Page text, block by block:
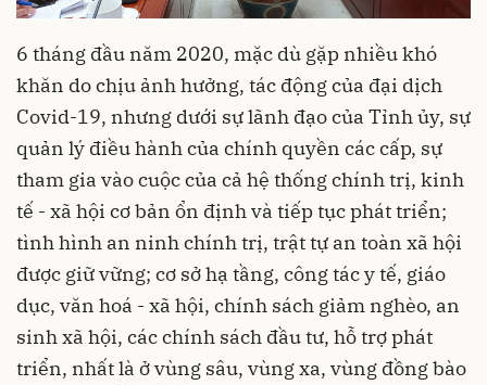
6 tháng đầu năm 2020, mặc dù gặp nhiều khó
khăn do chịu ảnh hưởng, tác động của đại dịch
Covid-19, nhưng dưới sự lãnh đạo của Tỉnh ủy, sự
quản lý điều hành của chính quyền các cấp, sự
tham gia vào cuộc của cả hệ thống chính trị, kinh
tế - xã hội cơ bản ổn định và tiếp tục phát triển;
tình hình an ninh chính trị, trật tự an toàn xã hội
được giữ vững; cơ sở hạ tầng, công tác y tế, giáo
dục, văn hoá - xã hội, chính sách giảm nghèo, an
sinh xã hội, các chính sách đầu tư, hỗ trợ phát
triển, nhất là ở vùng sâu, vùng xa, vùng đồng bào